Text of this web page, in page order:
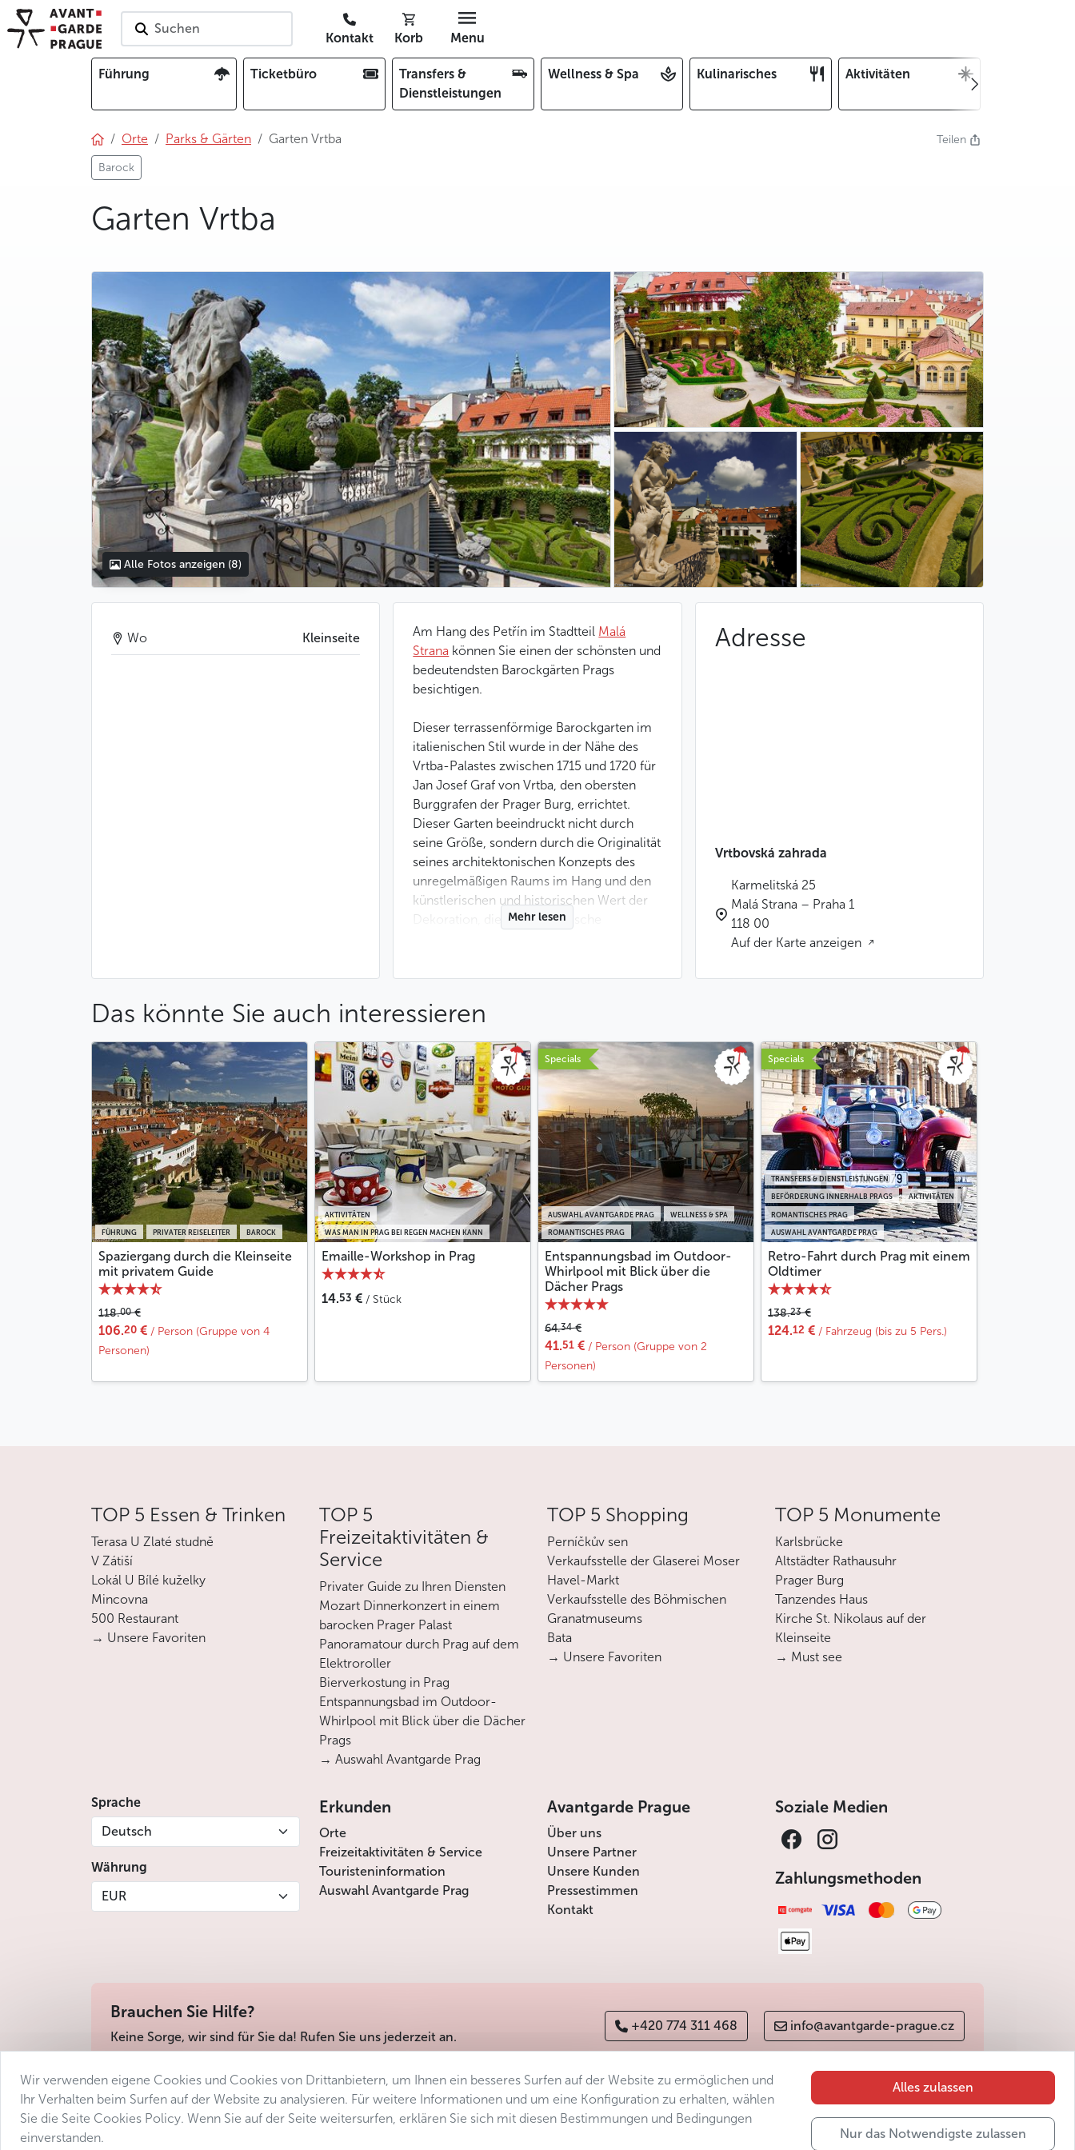
Suchen
Kontakt Korb Menu
Führung Ticketbüro
Transfers &
Dienstleistungen
Wellness & Spa Kulinarisches Aktivitäten
Orte Parks & Gärten Garten Vrtba
Barock
Teilen
Garten Vrtba
photo 5
photo 6
photo 7
photo 8
Alle Fotos anzeigen (8)
Am Hang des Petřín im Stadtteil Malá
Strana können Sie einen der schönsten und
bedeutendsten Barockgärten Prags
besichtigen.
Dieser terrassenförmige Barockgarten im
italienischen Stil wurde in der Nähe des
Vrtba-Palastes zwischen 1715 und 1720 für
Jan Josef Graf von Vrtba, den obersten
Burggrafen der Prager Burg, errichtet.
Dieser Garten beeindruckt nicht durch
seine Größe, sondern durch die Originalität
seines architektonischen Konzepts des
unregelmäßigen Raums im Hang und den
künstlerischen und historischen Wert der
Dekoration, die ihm europäische
V. Reiner, in der klassische Musikkonzerte
Vögel.
Es ist möglich, den Garten und den Palast
für Veranstaltungen zu mieten (Kapazität
von 10 bis 300 Personen).
Der Garten ist von Ende März bis Ende
Oktober geöffnet.
Mehr lesen
Weniger
Wo Kleinseite Adresse
Vrtbovská zahrada
Karmelitská 25
Malá Strana – Praha 1
118 00
Auf der Karte anzeigen
Das könnte Sie auch interessieren
FÜHRUNG PRIVATER REISELEITER BAROCK
Spaziergang durch die Kleinseite
mit privatem Guide
118.00€
106.20 € / Person (Gruppe von 4
Personen)
WAS MAN IN PRAG BEI REGEN MACHEN KANN
AKTIVITÄTEN
Emaille-Workshop in Prag
14.53 € / Stück
Specials
ROMANTISCHES PRAG
AUSWAHL AVANTGARDE PRAG WELLNESS & SPA
Entspannungsbad im Outdoor-
Whirlpool mit Blick über die
Dächer Prags
64.34€
41.51 € / Person (Gruppe von 2
Personen)
Specials
AUSWAHL AVANTGARDE PRAG
ROMANTISCHES PRAG
BEFÖRDERUNG INNERHALB PRAGS AKTIVITÄTEN
TRANSFERS & DIENSTLEISTUNGEN
Retro-Fahrt durch Prag mit einem
Oldtimer
138.23€
124.12 € / Fahrzeug (bis zu 5 Pers.)
TOP 5 Essen & Trinken
Terasa U Zlaté studně
V Zátiší
Lokál U Bílé kuželky
Mincovna
500 Restaurant
→ Unsere Favoriten
TOP 5
Freizeitaktivitäten &
Service
Privater Guide zu Ihren Diensten
Mozart Dinnerkonzert in einem
barocken Prager Palast
Panoramatour durch Prag auf dem
Elektroroller
Bierverkostung in Prag
Entspannungsbad im Outdoor-
Whirlpool mit Blick über die Dächer
Prags
→ Auswahl Avantgarde Prag
TOP 5 Shopping
Perníčkův sen
Verkaufsstelle der Glaserei Moser
Havel-Markt
Verkaufsstelle des Böhmischen
Granatmuseums
Bata
→ Unsere Favoriten
TOP 5 Monumente
Karlsbrücke
Altstädter Rathausuhr
Prager Burg
Tanzendes Haus
Kirche St. Nikolaus auf der
Kleinseite
→ Must see
Sprache
Deutsch
Währung
EUR
Erkunden
Orte
Freizeitaktivitäten & Service
Touristeninformation
Auswahl Avantgarde Prag
Avantgarde Prague
Über uns
Unsere Partner
Unsere Kunden
Pressestimmen
Kontakt
Soziale Medien
Zahlungsmethoden
Brauchen Sie Hilfe?
Keine Sorge, wir sind für Sie da! Rufen Sie uns jederzeit an.
+420 774 311 468 info@avantgarde-prague.cz
Geschäftsbedingungen Datenschutz Barrierefreiheitserklärung Manage consent Sitemap
Wir verwenden eigene Cookies und Cookies von Drittanbietern, um Ihnen ein besseres Surfen auf der Website zu ermöglichen und
Ihr Verhalten beim Surfen auf der Website zu analysieren. Für weitere Informationen und um eine Konfiguration zu erhalten, wählen
Sie die Seite Cookies Policy. Wenn Sie auf der Seite weitersurfen, erklären Sie sich mit diesen Bestimmungen und Bedingungen
einverstanden.
Alles zulassen
Nur das Notwendigste zulassen